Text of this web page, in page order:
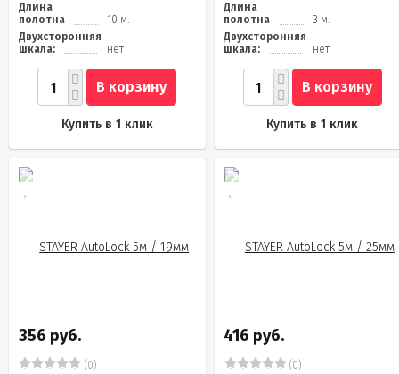
Длина
полотна
10 м.
Двухсторонняя
шкала:
нет
В корзину
Купить в 1 клик
Длина
полотна
3 м.
Двухсторонняя
шкала:
нет
В корзину
Купить в 1 клик
356 руб.
(0)
416 руб.
(0)